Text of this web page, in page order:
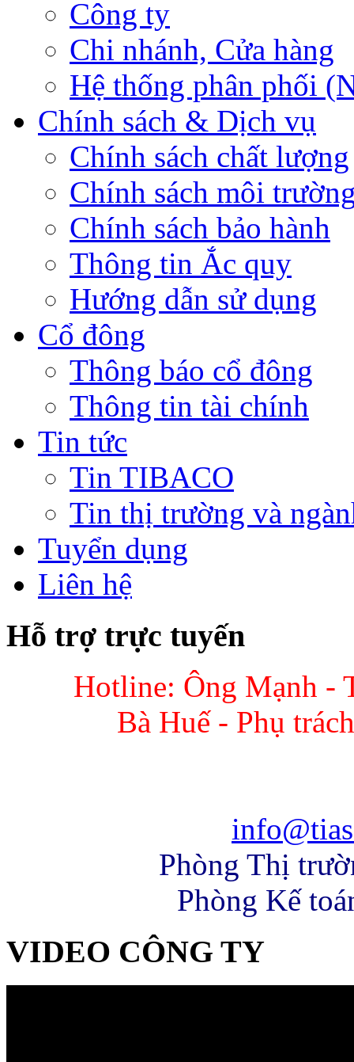
Công ty
Chi nhánh, Cửa hàng
Hệ thống phân phối
Chính sách & Dịch vụ
Chính sách chất lượng
Chính sách môi
Chính sách bảo hành
Thông tin Ắc quy
Hướng dẫn sử dụng
Cổ đông
Thông báo cổ đông
Thông tin tài chính
Tin tức
Tin TIBACO
Tin thị trường và
Tuyển dụng
Liên hệ
Hỗ trợ trực tuyến
Hotline: Ông Mạnh -
Bà Huế - Phụ
Phòng Thị
Phòng Kế
VIDEO CÔNG TY